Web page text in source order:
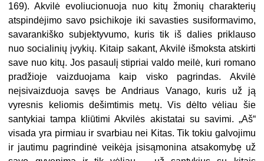
169). Akvilė evoliucionuoja nuo kitų žmonių charakterių
atspindėjimo savo psichikoje iki savasties susiformavimo,
savarankiško subjektyvumo, kuris tik iš dalies priklauso
nuo socialinių įvykių. Kitaip sakant, Akvilė išmoksta atskirti
save nuo kitų. Jos pasaulį stipriai valdo meilė, kuri romano
pradžioje vaizduojama kaip visko pagrindas. Akvilė
neįsivaizduoja savęs be Andriaus Vanago, kuris už ją
vyresnis keliomis dešimtimis metų. Vis dėlto vėliau šie
santykiai tampa kliūtimi Akvilės akistatai su savimi. „Aš“
visada yra pirmiau ir svarbiau nei Kitas. Tik tokiu galvojimu
ir jautimu pagrindinė veikėja įsisąmonina atsakomybę už